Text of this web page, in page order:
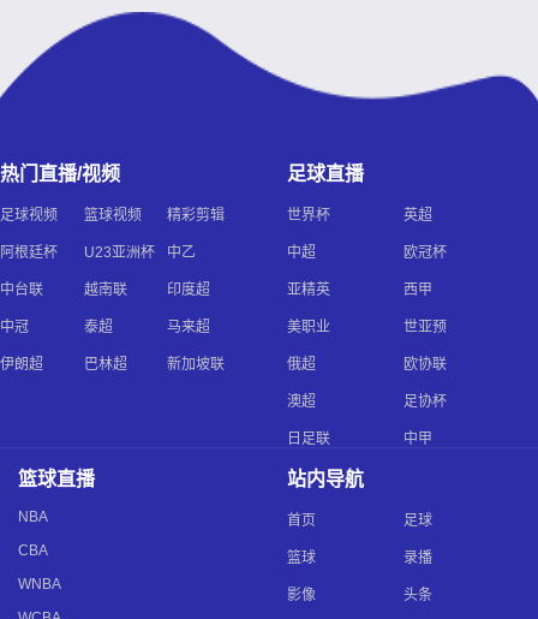
热门直播/视频
足球视频 篮球视频 精彩剪辑
阿根廷杯 U23亚洲杯 中乙
中台联 越南联 印度超
中冠 泰超 马来超
伊朗超 巴林超 新加坡联
足球直播
世界杯 英超
中超 欧冠杯
亚精英 西甲
美职业 世亚预
俄超 欧协联
澳超 足协杯
日足联 中甲
篮球直播
NBA
CBA
WNBA
站内导航
首页 足球
篮球 录播
影像 头条